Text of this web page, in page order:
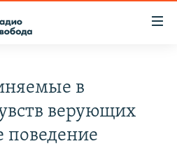
в
верующих
поведение